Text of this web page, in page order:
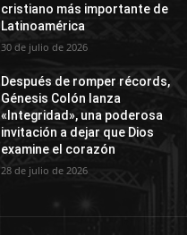
cristiano más importante de
Latinoamérica
30 de julio de 2026
Después de romper récords,
Génesis Colón lanza
«Integridad», una poderosa
invitación a dejar que Dios
examine el corazón
28 de julio de 2026